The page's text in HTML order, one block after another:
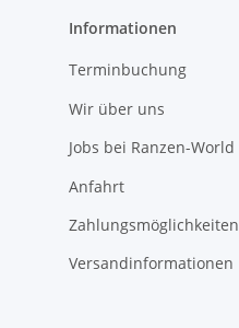
Informationen
Terminbuchung
Wir über uns
Jobs bei Ranzen-World
Anfahrt
Zahlungsmöglichkeiten
Versandinformationen